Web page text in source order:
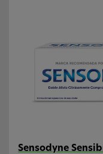
Sensodyne